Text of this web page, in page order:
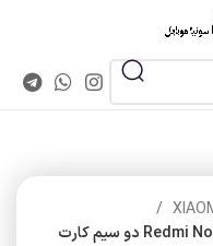
گوشی موبایل شیائومی مدل Redmi Note 14 4G دو سیم کارت